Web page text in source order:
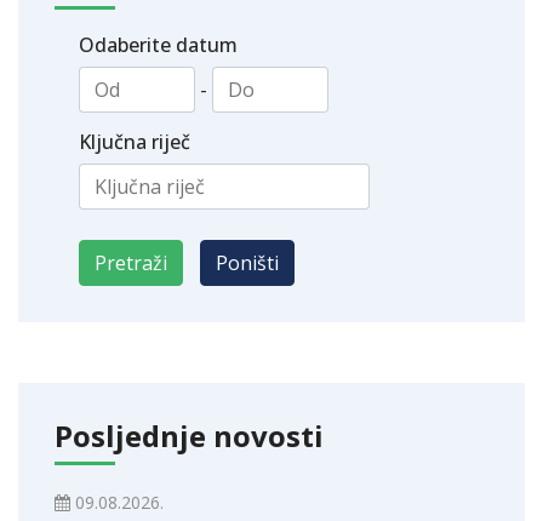
Odaberite datum
-
Ključna riječ
Posljednje novosti
09.08.2026.